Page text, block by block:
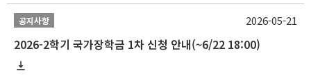
공지사항
2026-2학기 국가장학금 1차 신청 안내(~6/22 18:00)
2026-05-21